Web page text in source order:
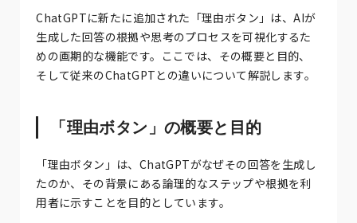
ChatGPTに新たに追加された「理由ボタン」は、AIが
生成した回答の根拠や思考のプロセスを可視化するた
めの画期的な機能です。ここでは、その概要と目的、
そして従来のChatGPTとの違いについて解説します。
「理由ボタン」の概要と目的
「理由ボタン」は、ChatGPTがなぜその回答を生成し
たのか、その背景にある論理的なステップや根拠を利
用者に示すことを目的としています。